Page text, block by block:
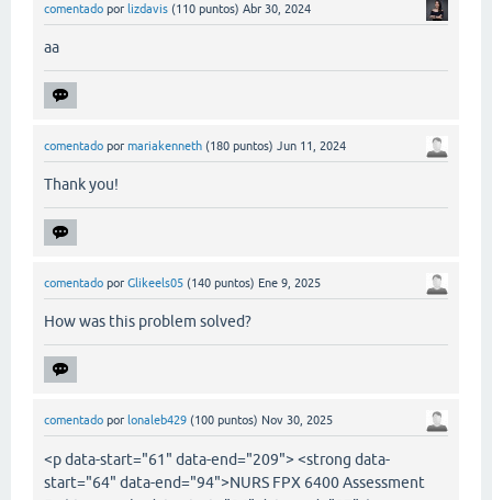
comentado por lizdavis (110 puntos) Abr 30, 2024
aa
comentado por mariakenneth (180 puntos) Jun 11, 2024
Thank you!
comentado por Glikeels05 (140 puntos) Ene 9, 2025
How was this problem solved?
comentado por lonaleb429 (100 puntos) Nov 30, 2025
<p data-start="61" data-end="209"> <strong data-
start="64" data-end="94">NURS FPX 6400 Assessment